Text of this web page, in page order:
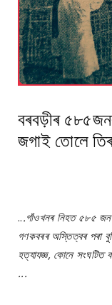
বৰবড়ীৰ
জগাই তোলে
...গাঁওখনৰ নিহত ৫৮৫
গণকবৰৰ অস্তিত্বৰ পৰা
হত্যাযজ্ঞ, কোনে সংঘটিত
...